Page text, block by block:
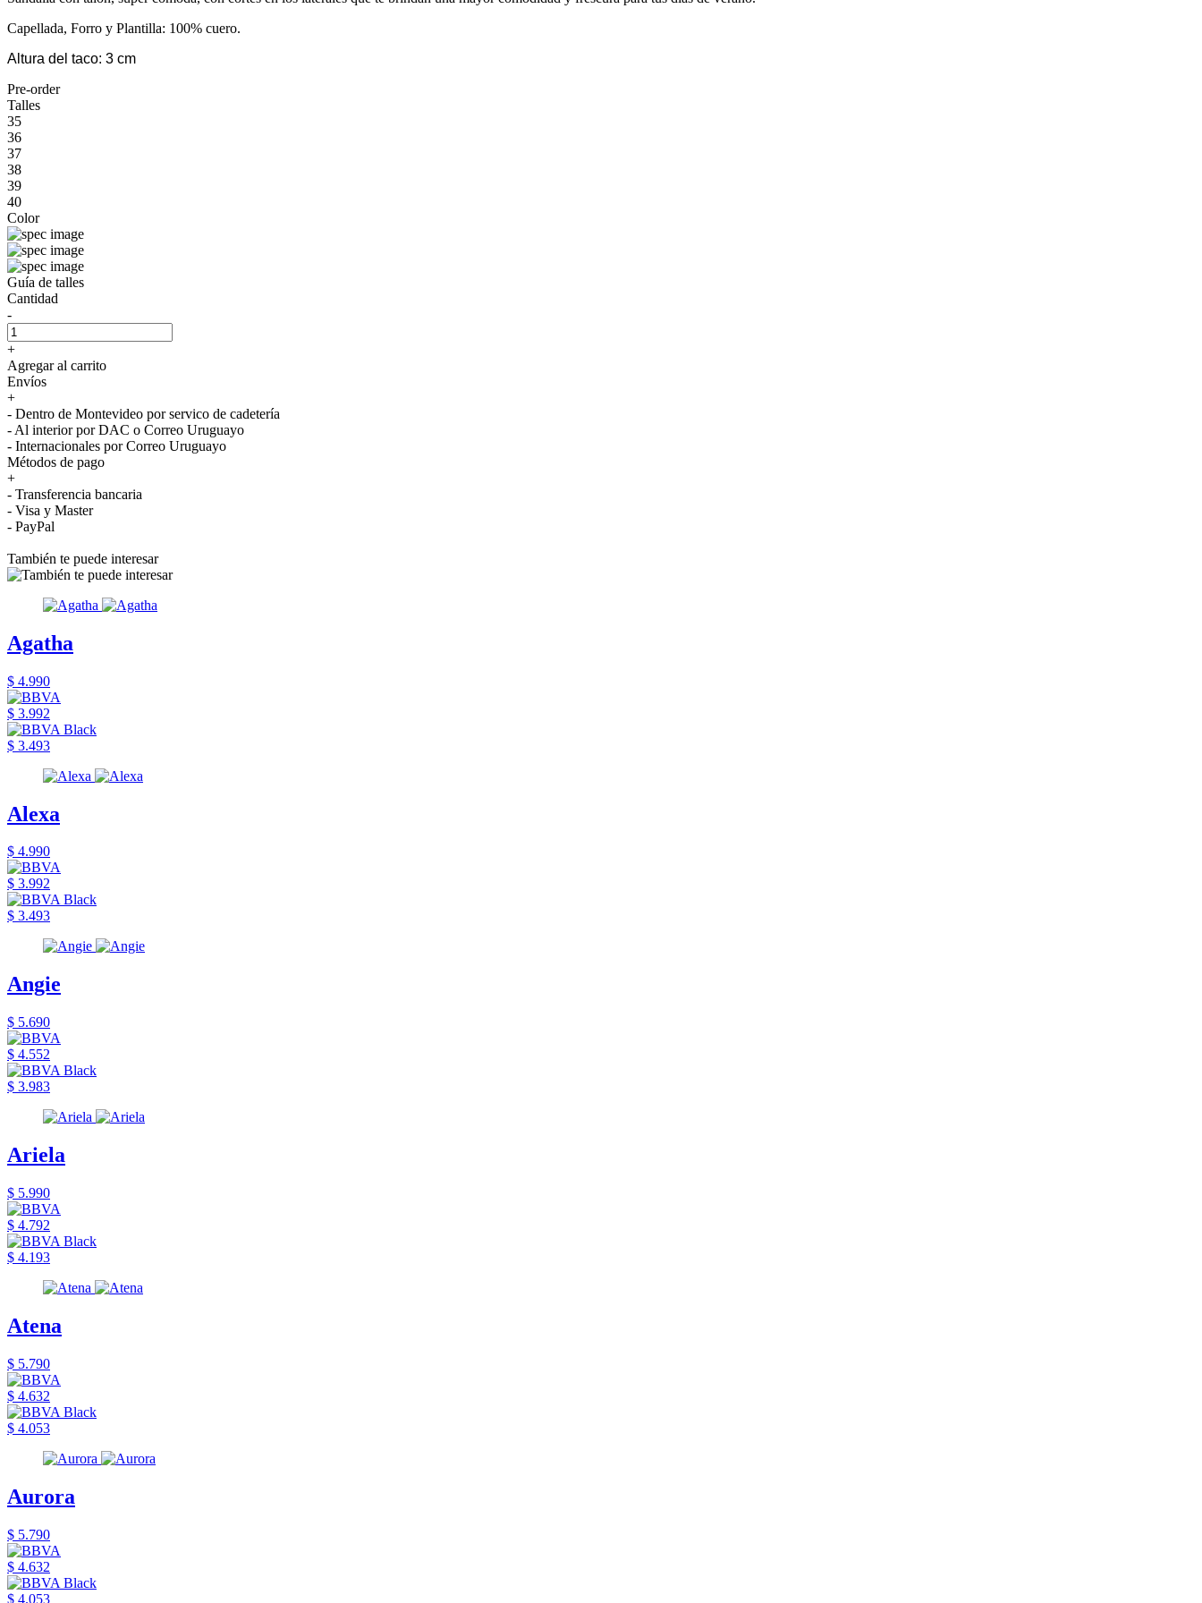
Capellada, Forro y Plantilla: 100% cuero.
Altura del taco: 3 cm
Pre-order
Talles
35
36
37
38
39
40
Color
Guía de talles
Cantidad
-
+
Agregar al carrito
Envíos
+
- Dentro de Montevideo por servico de cadetería
- Al interior por DAC o Correo Uruguayo
- Internacionales por Correo Uruguayo
Métodos de pago
+
- Transferencia bancaria
- Visa y Master
- PayPal
También te puede interesar
Agatha
$ 4.990
$ 3.992
$ 3.493
Alexa
$ 4.990
$ 3.992
$ 3.493
Angie
$ 5.690
$ 4.552
$ 3.983
Ariela
$ 5.990
$ 4.792
$ 4.193
Atena
$ 5.790
$ 4.632
$ 4.053
Aurora
$ 5.790
$ 4.632
$ 4.053